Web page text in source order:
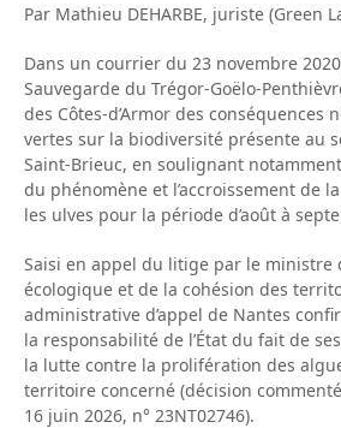
Par Mathieu DEHARBE, juriste (Green
Dans un courrier du 23 novembre
Sauvegarde du Trégor-Goëlo-
des Côtes-d’Armor des conséquences
vertes sur la biodiversité présente au
Saint-Brieuc, en soulignant
du phénomène et l’accroissement de
les ulves pour la période d’août à
Saisi en appel du litige par le ministre
écologique et de la cohésion des
administrative d’appel de Nantes
la responsabilité de l’État du fait de
la lutte contre la prolifération des
territoire concerné (décision
16 juin 2026, n° 23NT02746).